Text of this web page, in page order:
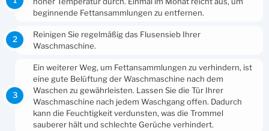
beginnende Fettansammlungen zu entfernen.
Reinigen Sie regelmäßig das Flusensieb Ihrer
Waschmaschine.
Ein weiterer Weg, um Fettansammlungen zu verhindern, ist
eine gute Belüftung der Waschmaschine nach dem
Waschen zu gewährleisten. Lassen Sie die Tür Ihrer
Waschmaschine nach jedem Waschgang offen. Dadurch
kann die Feuchtigkeit verdunsten, was die Trommel
sauberer hält und schlechte Gerüche verhindert.